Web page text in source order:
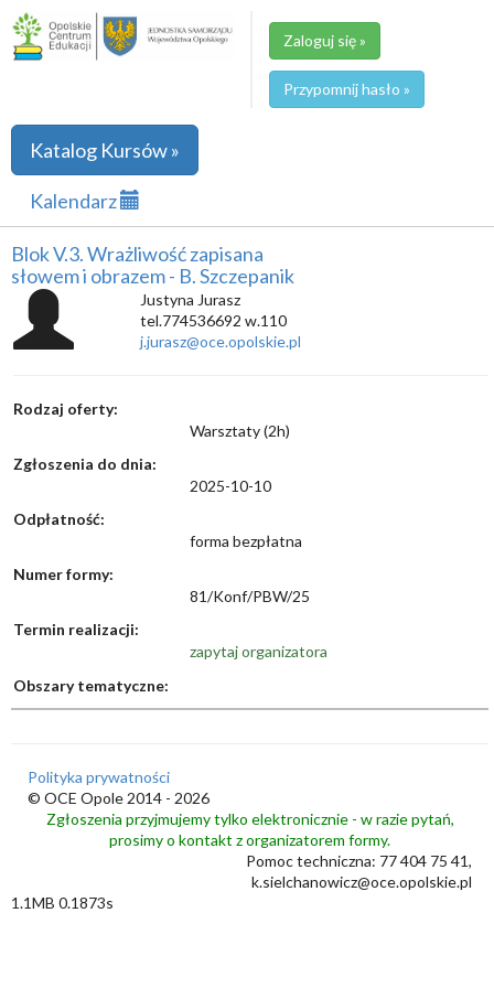
Zaloguj się »
Przypomnij hasło »
Katalog Kursów »
Kalendarz
Blok V.3. Wrażliwość zapisana
słowem i obrazem - B. Szczepanik
Justyna Jurasz
tel.774536692 w.110
j.jurasz@oce.opolskie.pl
Rodzaj oferty:
Warsztaty (2h)
Zgłoszenia do dnia:
2025-10-10
Odpłatność:
forma bezpłatna
Numer formy:
81/Konf/PBW/25
Termin realizacji:
zapytaj organizatora
Obszary tematyczne:
Polityka prywatności
© OCE Opole 2014 - 2026
Zgłoszenia przyjmujemy tylko elektronicznie - w razie pytań,
prosimy o kontakt z organizatorem formy.
Pomoc techniczna: 77 404 75 41,
k.sielchanowicz@oce.opolskie.pl
1.1MB 0.1873s